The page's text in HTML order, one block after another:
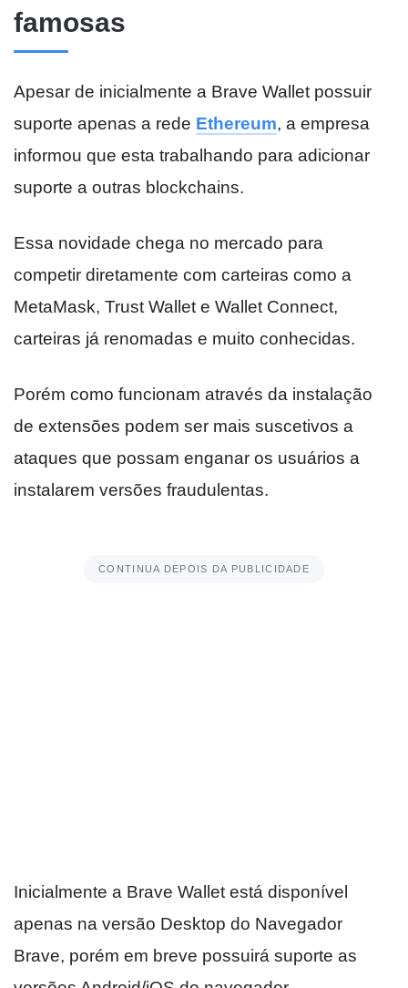
famosas
Apesar de inicialmente a Brave Wallet possuir
suporte apenas a rede Ethereum, a empresa
informou que esta trabalhando para adicionar
suporte a outras blockchains.
Essa novidade chega no mercado para
competir diretamente com carteiras como a
MetaMask, Trust Wallet e Wallet Connect,
carteiras já renomadas e muito conhecidas.
Porém como funcionam através da instalação
de extensões podem ser mais suscetivos a
ataques que possam enganar os usuários a
instalarem versões fraudulentas.
CONTINUA DEPOIS DA PUBLICIDADE
Inicialmente a Brave Wallet está disponível
apenas na versão Desktop do Navegador
Brave, porém em breve possuirá suporte as